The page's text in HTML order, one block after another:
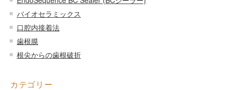
バイオセラミックス
口腔内接着法
歯根膜
根尖からの歯根破折
カテゴリー